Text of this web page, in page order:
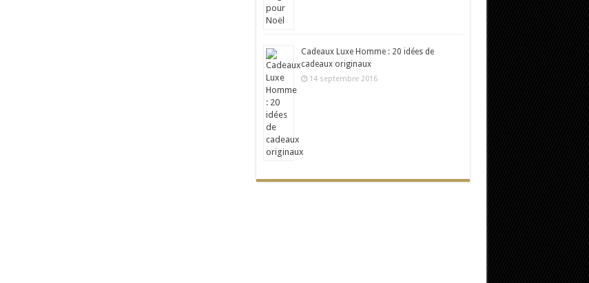
Cadeaux Luxe Homme : 20 idées de
cadeaux originaux
14 septembre 2016